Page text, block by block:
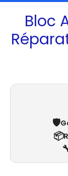
Bloc
🛡️
📦